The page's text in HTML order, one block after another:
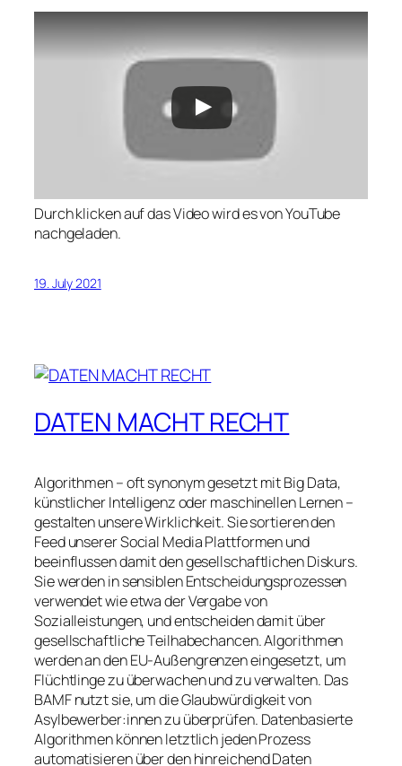
Durch klicken auf das Video wird es von YouTube
nachgeladen.
19. July 2021
DATEN MACHT RECHT
Algorithmen – oft synonym gesetzt mit Big Data,
künstlicher Intelligenz oder maschinellen Lernen –
gestalten unsere Wirklichkeit. Sie sortieren den
Feed unserer Social Media Plattformen und
beeinflussen damit den gesellschaftlichen Diskurs.
Sie werden in sensiblen Entscheidungsprozessen
verwendet wie etwa der Vergabe von
Sozialleistungen, und entscheiden damit über
gesellschaftliche Teilhabechancen. Algorithmen
werden an den EU-Außengrenzen eingesetzt, um
Flüchtlinge zu überwachen und zu verwalten. Das
BAMF nutzt sie, um die Glaubwürdigkeit von
Asylbewerber:innen zu überprüfen. Datenbasierte
Algorithmen können letztlich jeden Prozess
automatisieren über den hinreichend Daten